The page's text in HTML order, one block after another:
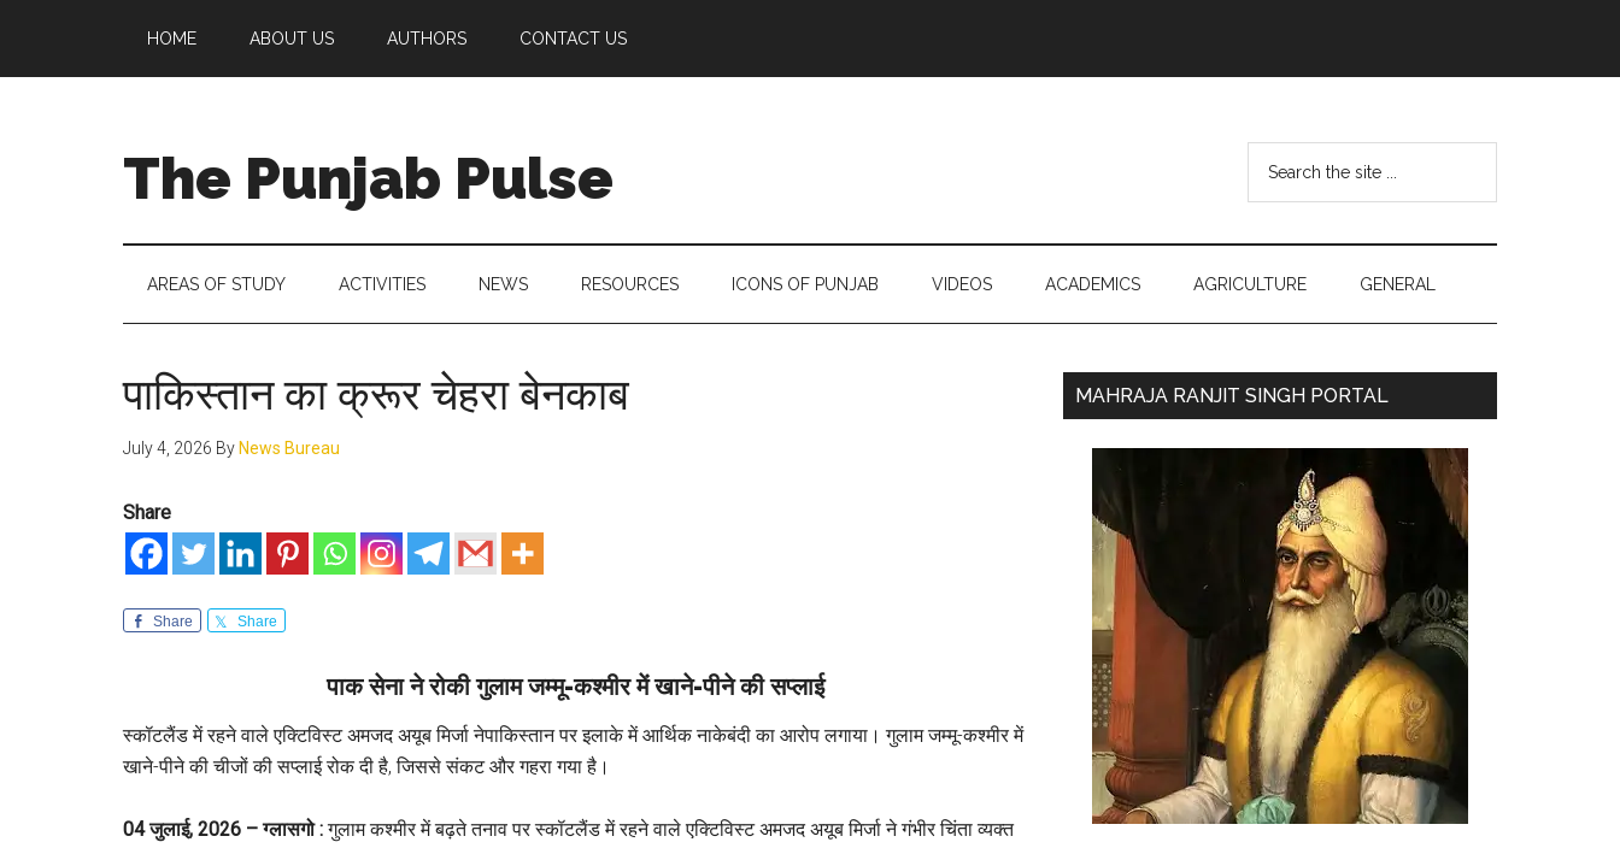
main
secondary
primary
footer
HOME ABOUT US AUTHORS CONTACT US
The Punjab Pulse
for
Socio-
...
AREAS OF STUDY ACTIVITIES NEWS RESOURCES ICONS OF PUNJAB VIDEOS ACADEMICS AGRICULTURE GENERAL
पाकिस्तान का क्रूर चेहरा बेनकाब
July 4, 2026 By News Bureau
Share
Share Share
पाक सेना ने रोकी गुलाम जम्मू-कश्मीर में खाने-पीने की सप्लाई
स्कॉटलैंड में रहने वाले एक्टिविस्ट अमजद अयूब मिर्जा नेपाकिस्तान पर इलाके में आर्थिक नाकेबंदी का आरोप लगाया। गुलाम जम्मू-कश्मीर में
खाने-पीने की चीजों की सप्लाई रोक दी है, जिससे संकट और गहरा गया है।
04 जुलाई, 2026 – ग्लासगो :गुलाम कश्मीर में बढ़ते तनाव पर स्कॉटलैंड में रहने वाले एक्टिविस्ट अमजद अयूब मिर्जा ने गंभीर चिंता व्यक्त
Primary
MAHRAJA RANJIT SINGH PORTAL